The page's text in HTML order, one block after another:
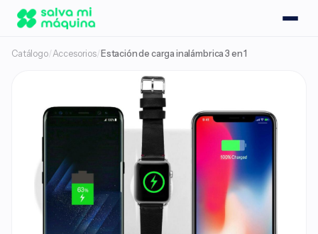
Catálogo/Accesorios/ Estación de carga inalámbrica 3 en 1